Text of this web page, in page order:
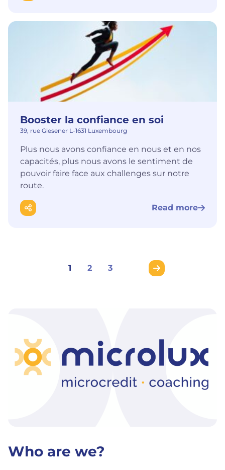
Booster la confiance en soi
39, rue Glesener L-1631 Luxembourg
Plus nous avons confiance en nous et en nos
capacités, plus nous avons le sentiment de
pouvoir faire face aux challenges sur notre
route.
Read more
1 2 3
Who are we?